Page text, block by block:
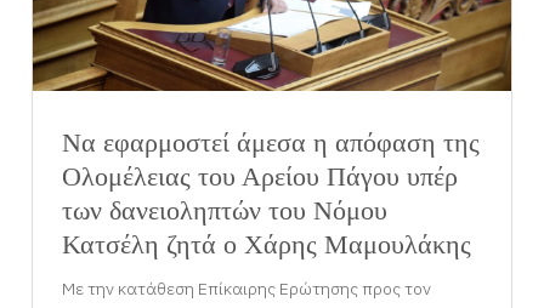
Να εφαρμοστεί άμεσα η απόφαση της
Ολομέλειας του Αρείου Πάγου υπέρ
των δανειοληπτών του Νόμου
Κατσέλη ζητά ο Χάρης Μαμουλάκης
Με την κατάθεση Επίκαιρης Ερώτησης προς τον